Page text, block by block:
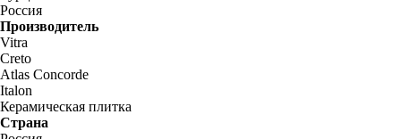
Россия
Производитель
Vitra
Creto
Atlas Concorde
Italon
Керамическая плитка
Страна